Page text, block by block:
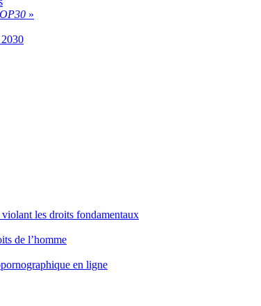
»
les droits fondamentaux
de l’homme
en ligne